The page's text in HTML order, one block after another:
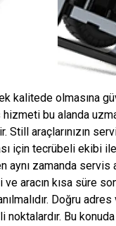
kalitede olmasına
bu alanda
araçlarınızın
için tecrübeli ekibi
zamanda servis
aracın kısa süre
Doğru
noktalardır. Bu